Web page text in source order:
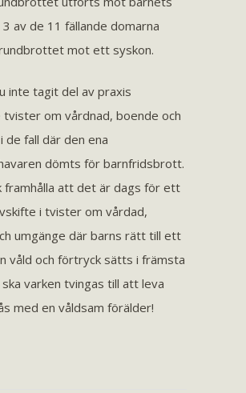
3 av de 11 fällande domarna
mot ett syskon.
inte tagit del av praxis
tvister om vårdnad, boende och
de fall där den ena
dömts för barnfridsbrott.
framhålla att det är dags för ett
i tvister om vårdad,
umgänge där barns rätt till ett
våld och förtryck sätts i främsta
varken tvingas till att leva
med en våldsam förälder!